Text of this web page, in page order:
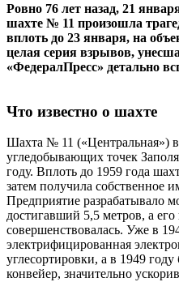
Ровно 76 лет назад, 21
шахте № 11 произошла
вплоть до 23 января, на
целая серия взрывов,
«ФедералПресс» детально
Что известно о шахте
Шахта № 11 («Центральная»)
угледобывающих точек
году. Вплоть до 1959 года
затем получила собственное
Предприятие разрабатывало
достигавший 5,5 метров, а
совершенствовалась. Уже в
электрифицированная
углесортировки, а в 1949
конвейер, значительно